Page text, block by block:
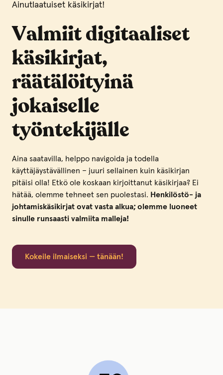
Ainutlaatuiset käsikirjat!
Valmiit digitaaliset
käsikirjat,
räätälöityinä
jokaiselle
työntekijälle
Aina saatavilla, helppo navigoida ja todella
käyttäjäystävällinen – juuri sellainen kuin käsikirjan
pitäisi olla! Etkö ole koskaan kirjoittanut käsikirjaa? Ei
hätää, olemme tehneet sen puolestasi. Henkilöstö- ja
johtamiskäsikirjat ovat vasta alkua; olemme luoneet
sinulle runsaasti valmiita malleja!
Kokeile ilmaiseksi — tänään!